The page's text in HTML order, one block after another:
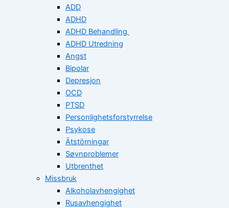
ADD
ADHD
ADHD Behandling
ADHD Utredning
Angst
Bipolar
Depresjon
OCD
PTSD
Personlighetsforstyrrelse
Psykose
Ätstörningar
Søvnproblemer
Utbrenthet
Missbruk
Alkoholavhengighet
Rusavhengighet